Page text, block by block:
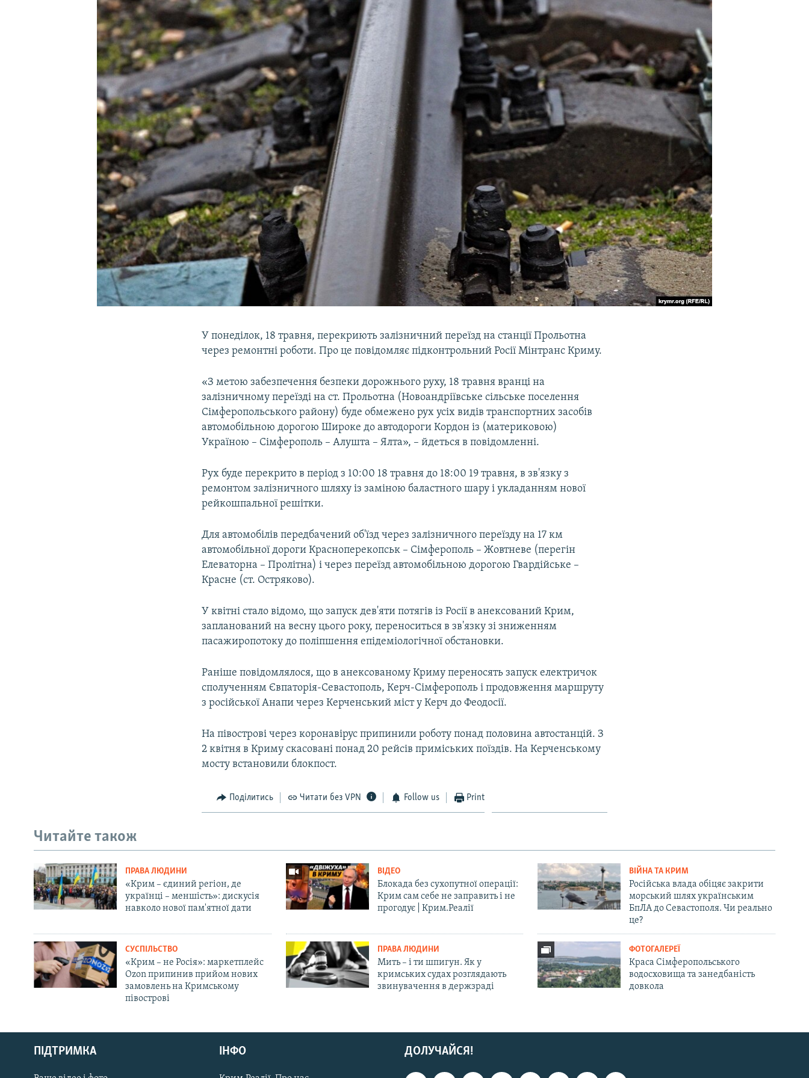
УКРАЇНСЬКА ПРОБЛЕМА КРИМУ
Русский
Qırımtatar
У понеділок, 18 травня, перекриють залізничний переїзд на станції Прольотна
через ремонтні роботи. Про це повідомляє підконтрольний Росії Мінтранс Криму.
«З метою забезпечення безпеки дорожнього руху, 18 травня вранці на
залізничному переїзді на ст. Прольотна (Новоандріївське сільське поселення
Сімферопольського району) буде обмежено рух усіх видів транспортних засобів
автомобільною дорогою Широке до автодороги Кордон із (материковою)
Україною – Сімферополь – Алушта – Ялта», – йдеться в повідомленні.
Рух буде перекрито в період з 10:00 18 травня до 18:00 19 травня, в зв'язку з
ремонтом залізничного шляху із заміною баластного шару і укладанням нової
рейкошпальної решітки.
Для автомобілів передбачений об'їзд через залізничного переїзду на 17 км
автомобільної дороги Красноперекопськ – Сімферополь – Жовтневе (перегін
Елеваторна – Пролітна) і через переїзд автомобільною дорогою Гвардійське –
Красне (ст. Остряково).
У квітні стало відомо, що запуск дев'яти потягів із Росії в анексований Крим,
запланований на весну цього року, переноситься в зв'язку зі зниженням
пасажиропотоку до поліпшення епідеміологічної обстановки.
Раніше повідомлялося, що в анексованому Криму переносять запуск електричок
сполученням Євпаторія-Севастополь, Керч-Сімферополь і продовження маршруту
з російської Анапи через Керченський міст у Керч до Феодосії.
На півострові через коронавірус припинили роботу понад половина автостанцій. З
2 квітня в Криму скасовані понад 20 рейсів приміських поїздів. На Керченському
мосту встановили блокпост.
Поділитись Читати без VPN Follow us Print
Читайте також
ПРАВА ЛЮДИНИ
«Крим – єдиний регіон, де
українці – меншість»: дискусія
навколо нової пам'ятної дати
ВІДЕО
Блокада без сухопутної операції:
Крим сам себе не заправить і не
прогодує | Крим.Реалії
ВІЙНА ТА КРИМ
Російська влада обіцяє закрити
морський шлях українським
БпЛА до Севастополя. Чи реально
це?
СУСПІЛЬСТВО
«Крим – не Росія»: маркетплейс
Ozon припинив прийом нових
замовлень на Кримському
півострові
ПРАВА ЛЮДИНИ
Мить – і ти шпигун. Як у
кримських судах розглядають
звинувачення в держзраді
ФОТОГАЛЕРЕЇ
Краса Сімферопольського
водосховища та занедбаність
довкола
ДОЛУЧАЙСЯ!
ПІДТРИМКА ІНФО